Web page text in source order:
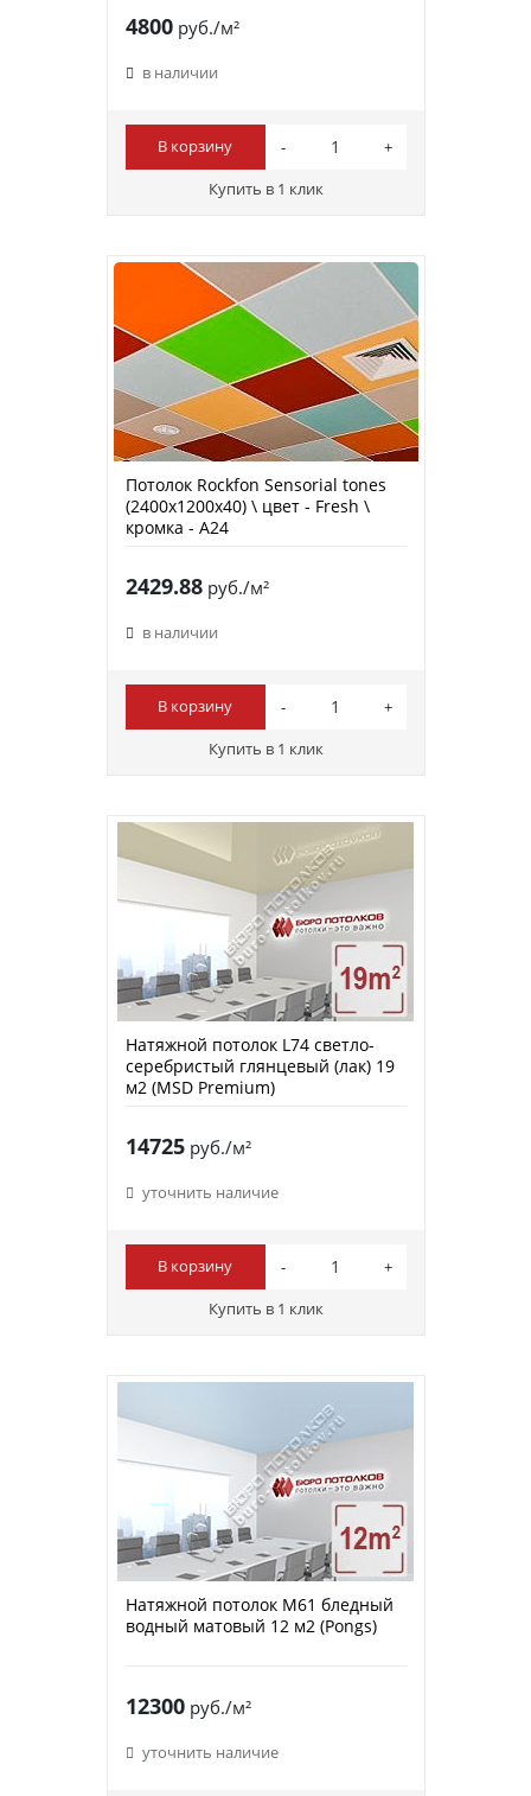
4800руб./м²
в наличии
В корзину
Купить в 1 клик
Потолок Rockfon Sensorial tones
(2400х1200х40) \ цвет - Fresh \
кромка - A24
2429.88руб./м²
в наличии
В корзину
Купить в 1 клик
Натяжной потолок L74 светло-
серебристый глянцевый (лак) 19
м2 (MSD Premium)
14725руб./м²
уточнить наличие
В корзину
Купить в 1 клик
Натяжной потолок M61 бледный
водный матовый 12 м2 (Pongs)
12300руб./м²
уточнить наличие